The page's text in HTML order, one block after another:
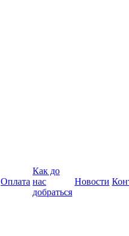
Оплата
Как до
нас
добраться
Новости